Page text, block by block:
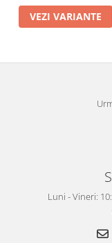
VEZI VARIANTE
Luni - Vineri: